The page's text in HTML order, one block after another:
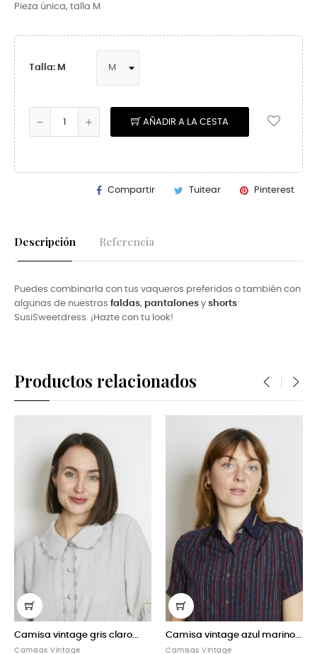
Pieza única, talla M
Talla: M
AÑADIR A LA CESTA
Compartir Tuitear Pinterest
Descripción Referencia
Puedes combinarla con tus vaqueros preferidos o también con
algunas de nuestras faldas, pantalones y shorts
SusiSweetdress. ¡Hazte con tu look!
Productos relacionados
claro... Camisa vintage azul marino...
Camisas Vintage
Camisa vintage
Camisas Vintage